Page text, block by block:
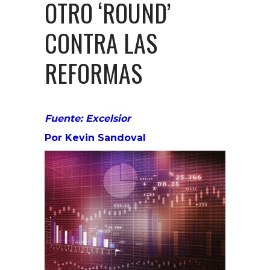
OTRO ‘ROUND’
CONTRA LAS
REFORMAS
Fuente: Excelsior
Por Kevin Sandoval